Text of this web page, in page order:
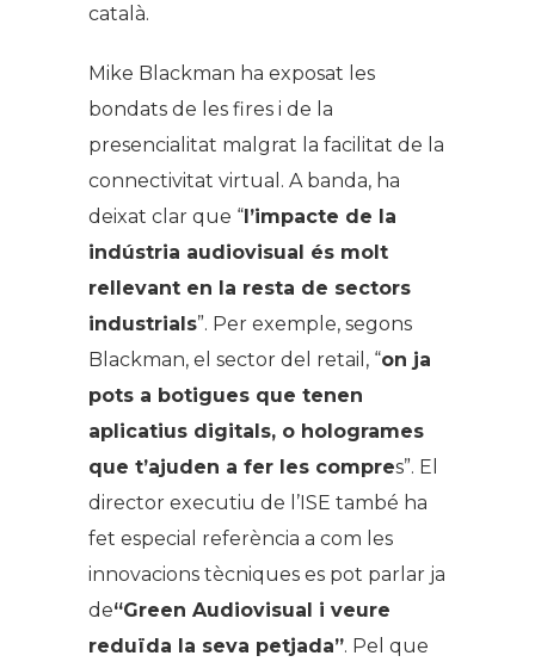
català.
Mike Blackman ha exposat les
bondats de les fires i de la
presencialitat malgrat la facilitat de la
connectivitat virtual. A banda, ha
deixat clar que “l’impacte de la
indústria audiovisual és molt
rellevant en la resta de sectors
industrials”. Per exemple, segons
Blackman, el sector del retail, “on ja
pots a botigues que tenen
aplicatius digitals, o hologrames
que t’ajuden a fer les compres”. El
director executiu de l’ISE també ha
fet especial referència a com les
innovacions tècniques es pot parlar ja
de“Green Audiovisual i veure
reduïda la seva petjada”. Pel que